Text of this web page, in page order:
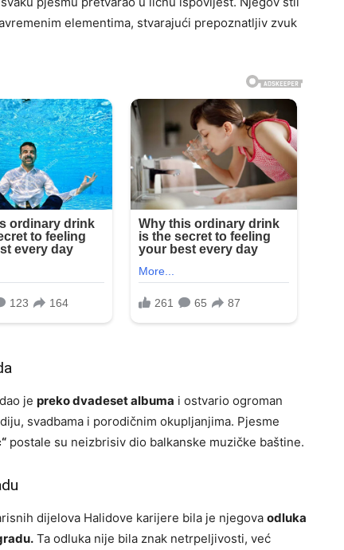
elementima, stvarajući prepoznatljiv zvuk
je preko dvadeset albuma i ostvario ogroman
svadbama i porodičnim okupljanjima. Pjesme
postale su neizbrisiv dio balkanske muzičke baštine.
dijelova Halidove karijere bila je njegova odluka
Ta odluka nije bila znak netrpeljivosti, već